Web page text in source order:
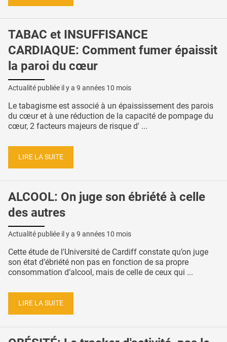
TABAC et INSUFFISANCE
CARDIAQUE: Comment fumer épaissit
la paroi du cœur
Actualité publiée il y a 9 années 10 mois
Le tabagisme est associé à un épaississement des parois
du cœur et à une réduction de la capacité de pompage du
cœur, 2 facteurs majeurs de risque d' ...
LIRE LA SUITE
ALCOOL: On juge son ébriété à celle
des autres
Actualité publiée il y a 9 années 10 mois
Cette étude de l'Université de Cardiff constate qu’on juge
son état d’ébriété non pas en fonction de sa propre
consommation d’alcool, mais de celle de ceux qui ...
LIRE LA SUITE